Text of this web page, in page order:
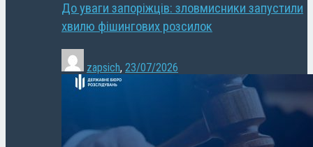
До уваги запоріжців: зловмисники запустили
хвилю фішингових розсилок
zapsich, 23/07/2026